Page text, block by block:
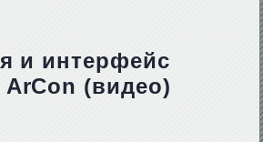
и интерфейс
(видео)